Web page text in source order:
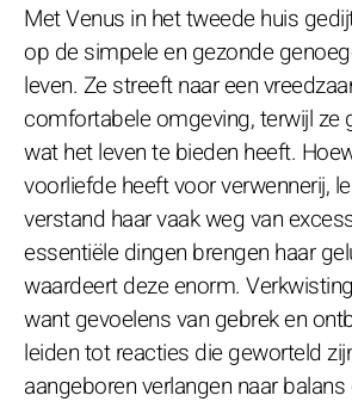
Met Venus in het tweede huis
op de simpele en gezonde
leven. Ze streeft naar een
comfortabele omgeving, terwijl ze
wat het leven te bieden heeft.
voorliefde heeft voor verwennerij,
verstand haar vaak weg van
essentiële dingen brengen haar
waardeert deze enorm.
want gevoelens van gebrek en
leiden tot reacties die geworteld
aangeboren verlangen naar balans